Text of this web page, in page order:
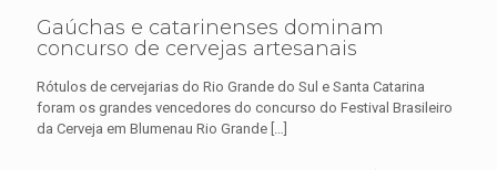
Gaúchas e catarinenses dominam
concurso de cervejas artesanais
Rótulos de cervejarias do Rio Grande do Sul e Santa Catarina
foram os grandes vencedores do concurso do Festival Brasileiro
da Cerveja em Blumenau Rio Grande